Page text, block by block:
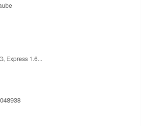
Express 1.6...